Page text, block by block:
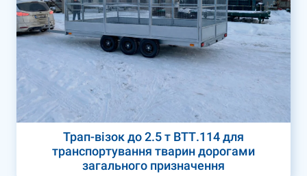
Трап-візок до 2.5 т ВТТ.114 для
транспортування тварин дорогами
загального призначення